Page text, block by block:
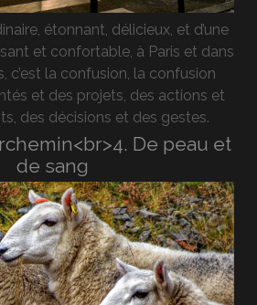
étonnant, délicieux, et d’une
et confortable, à Paris et dans
c’est la confusion, la confusion
et des projets, des actions et
des décisions et des gestes.
De peau et
de sang